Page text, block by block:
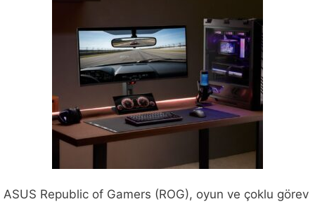
ASUS Republic of Gamers (ROG), oyun ve çoklu görev